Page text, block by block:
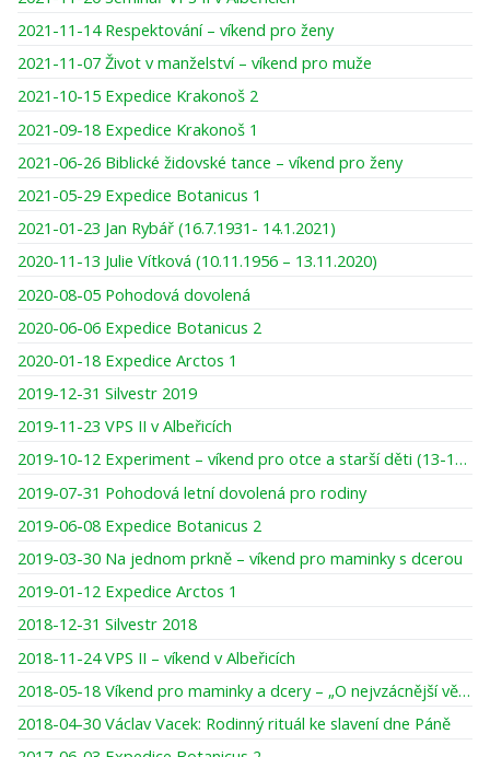
2021-11-14 Respektování – víkend pro ženy
2021-11-07 Život v manželství – víkend pro muže
2021-10-15 Expedice Krakonoš 2
2021-09-18 Expedice Krakonoš 1
2021-06-26 Biblické židovské tance – víkend pro ženy
2021-05-29 Expedice Botanicus 1
2021-01-23 Jan Rybář (16.7.1931- 14.1.2021)
2020-11-13 Julie Vítková (10.11.1956 – 13.11.2020)
2020-08-05 Pohodová dovolená
2020-06-06 Expedice Botanicus 2
2020-01-18 Expedice Arctos 1
2019-12-31 Silvestr 2019
2019-11-23 VPS II v Albeřicích
2019-10-12 Experiment – víkend pro otce a starší děti (13-16 let)
2019-07-31 Pohodová letní dovolená pro rodiny
2019-06-08 Expedice Botanicus 2
2019-03-30 Na jednom prkně – víkend pro maminky s dcerou
2019-01-12 Expedice Arctos 1
2018-12-31 Silvestr 2018
2018-11-24 VPS II – víkend v Albeřicích
2018-05-18 Víkend pro maminky a dcery – „O nejvzácnější věci pod sluncem“
2018-04-30 Václav Vacek: Rodinný rituál ke slavení dne Páně